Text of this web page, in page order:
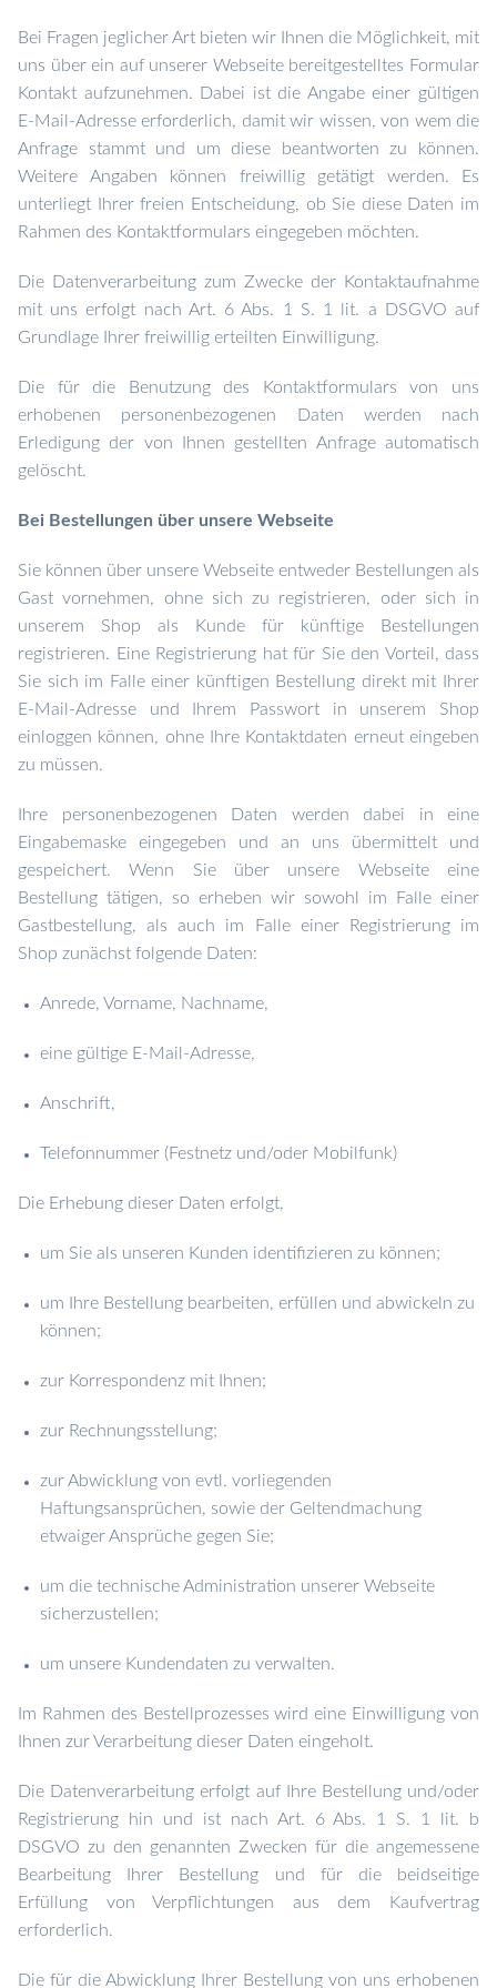
Bei Fragen jeglicher Art bieten wir Ihnen die Möglichkeit, mit
uns über ein auf unserer Webseite bereitgestelltes Formular
Kontakt aufzunehmen. Dabei ist die Angabe einer gültigen
E-Mail-Adresse erforderlich, damit wir wissen, von wem die
Anfrage stammt und um diese beantworten zu können.
Weitere Angaben können freiwillig getätigt werden.
Es
unterliegt Ihrer freien Entscheidung, ob Sie diese Daten im
Rahmen des Kontaktformulars eingegeben möchten.
Die Datenverarbeitung zum Zwecke der Kontaktaufnahme
mit uns erfolgt nach Art. 6 Abs. 1 S. 1 lit. a DSGVO auf
Grundlage Ihrer freiwillig erteilten Einwilligung.
Die für die Benutzung des Kontaktformulars von uns
erhobenen personenbezogenen Daten werden nach
Erledigung der von Ihnen gestellten Anfrage automatisch
gelöscht.
Bei Bestellungen über unsere Webseite
Sie können über unsere Webseite entweder Bestellungen als
Gast vornehmen, ohne sich zu registrieren, oder sich in
unserem Shop als Kunde für künftige Bestellungen
registrieren. Eine Registrierung hat für Sie den Vorteil, dass
Sie sich im Falle einer künftigen Bestellung direkt mit Ihrer
E-Mail-Adresse und Ihrem Passwort in unserem Shop
einloggen können, ohne Ihre Kontaktdaten erneut eingeben
zu müssen.
Ihre personenbezogenen Daten werden dabei in eine
Eingabemaske eingegeben und an uns übermittelt und
gespeichert. Wenn Sie über unsere Webseite eine
Bestellung tätigen, so erheben wir sowohl im Falle einer
Gastbestellung, als auch im Falle einer Registrierung im
Shop zunächst folgende Daten:
Anrede, Vorname, Nachname,
eine gültige E-Mail-Adresse,
Anschrift,
Telefonnummer (Festnetz und/oder Mobilfunk)
Die Erhebung dieser Daten erfolgt,
um Sie als unseren Kunden identifizieren zu können;
um Ihre Bestellung bearbeiten, erfüllen und abwickeln zu
können;
zur Korrespondenz mit Ihnen;
zur Rechnungsstellung;
zur Abwicklung von evtl. vorliegenden
Haftungsansprüchen, sowie der Geltendmachung
etwaiger Ansprüche gegen Sie;
um die technische Administration unserer Webseite
sicherzustellen;
um unsere Kundendaten zu verwalten.
Im Rahmen des Bestellprozesses wird eine Einwilligung von
Ihnen zur Verarbeitung dieser Daten eingeholt.
Die Datenverarbeitung erfolgt auf Ihre Bestellung und/oder
Registrierung hin und ist nach Art. 6 Abs. 1 S. 1 lit. b
DSGVO zu den genannten Zwecken für die angemessene
Bearbeitung Ihrer Bestellung und für die beidseitige
Erfüllung von Verpflichtungen aus dem Kaufvertrag
erforderlich.
Die für die Abwicklung Ihrer Bestellung von uns erhobenen